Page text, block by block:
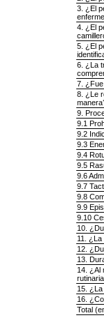
3. ¿El
4. ¿El
5. ¿El
6. ¿La
7.
8. ¿Le
9.
9.1
9.2
9.3
9.4
9.5
9.6
9.7
9.8
9.9
9.10
10.
11.
12.
13.
14. ¿Al
15.
16.
Total